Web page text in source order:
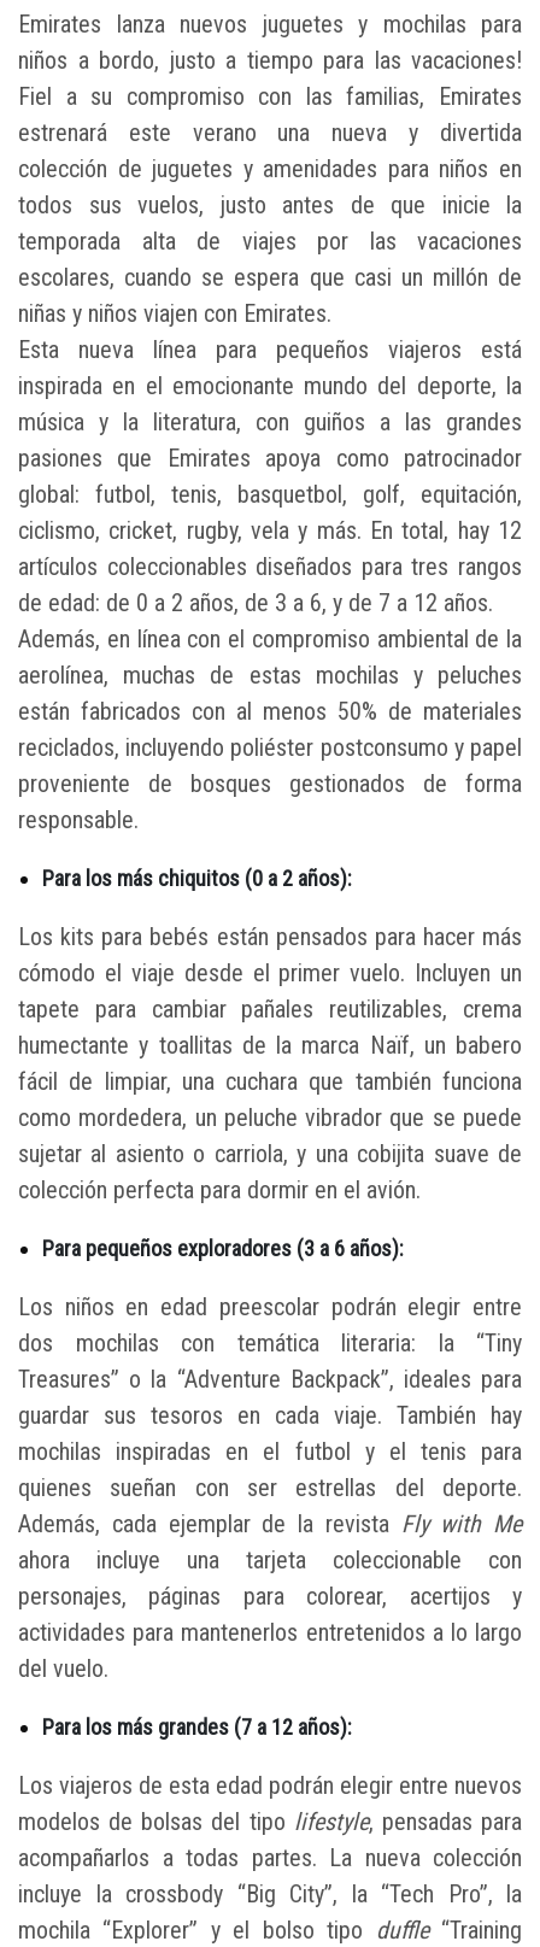
Emirates lanza nuevos juguetes y mochilas para
niños a bordo, justo a tiempo para las vacaciones!
Fiel a su compromiso con las familias, Emirates
estrenará este verano una nueva y divertida
colección de juguetes y amenidades para niños en
todos sus vuelos, justo antes de que inicie la
temporada alta de viajes por las vacaciones
escolares, cuando se espera que casi un millón de
niñas y niños viajen con Emirates.
Esta nueva línea para pequeños viajeros está
inspirada en el emocionante mundo del deporte, la
música y la literatura, con guiños a las grandes
pasiones que Emirates apoya como patrocinador
global: futbol, tenis, basquetbol, golf, equitación,
ciclismo, cricket, rugby, vela y más. En total, hay 12
artículos coleccionables diseñados para tres rangos
de edad: de 0 a 2 años, de 3 a 6, y de 7 a 12 años.
Además, en línea con el compromiso ambiental de la
aerolínea, muchas de estas mochilas y peluches
están fabricados con al menos 50% de materiales
reciclados, incluyendo poliéster postconsumo y papel
proveniente de bosques gestionados de forma
responsable.
Para los más chiquitos (0 a 2 años):
Los kits para bebés están pensados para hacer más
cómodo el viaje desde el primer vuelo. Incluyen un
tapete para cambiar pañales reutilizables, crema
humectante y toallitas de la marca Naïf, un babero
fácil de limpiar, una cuchara que también funciona
como mordedera, un peluche vibrador que se puede
sujetar al asiento o carriola, y una cobijita suave de
colección perfecta para dormir en el avión.
Para pequeños exploradores (3 a 6 años):
Los niños en edad preescolar podrán elegir entre
dos mochilas con temática literaria: la “Tiny
Treasures” o la “Adventure Backpack”, ideales para
guardar sus tesoros en cada viaje. También hay
mochilas inspiradas en el futbol y el tenis para
quienes sueñan con ser estrellas del deporte.
Además, cada ejemplar de la revista Fly with Me
ahora incluye una tarjeta coleccionable con
personajes, páginas para colorear, acertijos y
actividades para mantenerlos entretenidos a lo largo
del vuelo.
Para los más grandes (7 a 12 años):
Los viajeros de esta edad podrán elegir entre nuevos
modelos de bolsas del tipo lifestyle, pensadas para
acompañarlos a todas partes. La nueva colección
incluye la crossbody “Big City”, la “Tech Pro”, la
mochila “Explorer” y el bolso tipo duffle“Training